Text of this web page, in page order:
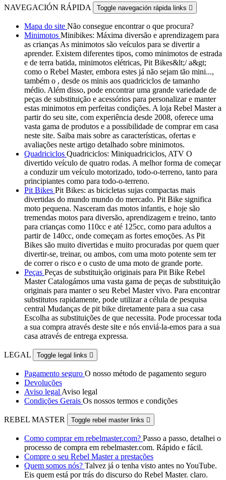
NAVEGACIÓN RÁPIDA Toggle navegación rápida links 
Mapa do site Não consegue encontrar o que procura?
Minimotos Minibikes: Máxima diversão e aprendizagem para
as crianças As minimotos são veículos para se divertir a
aprender. Existem diferentes tipos, como minimotos de estrada
e de terra batida, minimotos elétricas, Pit Bikes&lt;/ a&gt;
como o Rebel Master, embora estes já não sejam tão mini...,
também o , desde os minis aos quadriciclos de tamanho
médio. Além disso, pode encontrar uma grande variedade de
peças de substituição e acessórios para personalizar e manter
estas minimotos em perfeitas condições. A loja Rebel Master a
partir do seu site, com experiência desde 2008, oferece uma
vasta gama de produtos e a possibilidade de comprar em casa
neste site. Saiba mais sobre as características, ofertas e
avaliações neste artigo detalhado sobre minimotos.
Quadriciclos Quadriciclos: Miniquadriciclos, ATV O
divertido veículo de quatro rodas. A melhor forma de começar
a conduzir um veículo motorizado, todo-o-terreno, tanto para
principiantes como para todo-o-terreno.
Pit Bikes Pit Bikes: as bicicletas sujas compactas mais
divertidas do mundo mundo do mercado. Pit Bike significa
moto pequena. Nasceram das motos infantis, e hoje são
tremendas motos para diversão, aprendizagem e treino, tanto
para crianças como 110cc e até 125cc, como para adultos a
partir de 140cc, onde começam as fortes emoções. As Pit
Bikes são muito divertidas e muito procuradas por quem quer
divertir-se, treinar, ou ambos, com uma moto potente sem ter
de correr o risco e o custo de uma moto de grande porte.
Peças Peças de substituição originais para Pit Bike Rebel
Master Catalogámos uma vasta gama de peças de substituição
originais para manter o seu Rebel Master vivo. Para encontrar
substitutos rapidamente, pode utilizar a célula de pesquisa
central Mudanças de pit bike diretamente para a sua casa
Escolha as substituições de que necessita. Pode processar toda
a sua compra através deste site e nós enviá-la-emos para a sua
casa através de entrega expressa.
LEGAL Toggle legal links 
Pagamento seguro O nosso método de pagamento seguro
Devoluções
Aviso legal Aviso legal
Condições Gerais Os nossos termos e condições
REBEL MASTER Toggle rebel master links 
Como comprar em rebelmaster.com? Passo a passo, detalhei o
processo de compra em rebelmaster.com. Rápido e fácil.
Compre o seu Rebel Master a prestações
Quem somos nós? Talvez já o tenha visto antes no YouTube.
Eis quem está por trás do discurso do Rebel Master. claro.